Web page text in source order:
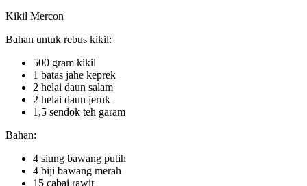
Kikil Mercon
Bahan untuk rebus kikil:
500 gram kikil
1 batas jahe keprek
2 helai daun salam
2 helai daun jeruk
1,5 sendok teh garam
Bahan:
4 siung bawang putih
4 biji bawang merah
15 cabai rawit